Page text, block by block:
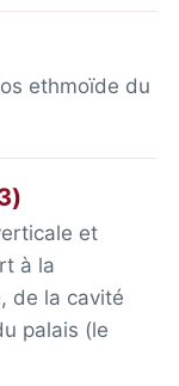
ethmoïde du
et
à la
de la cavité
palais (le